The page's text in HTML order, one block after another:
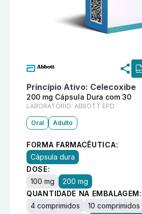
Princípio Ativo: Celecoxibe
200 mg Cápsula Dura com 30
LABORATÓRIO: ABBOTT EPD
Oral Adulto
FORMA FARMACÊUTICA:
Cápsula dura
DOSE:
100 mg
200 mg
QUANTIDADE NA EMBALAGEM:
4 comprimidos
10 comprimidos